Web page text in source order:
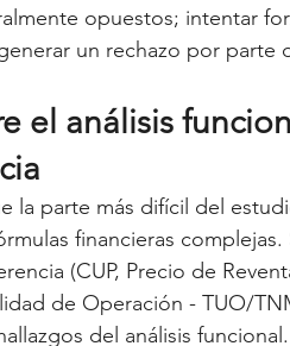
opuestos; intentar
un rechazo por parte
el análisis
la parte más difícil del
financieras
(CUP, Precio de
de Operación - TUO/
del análisis funcional.